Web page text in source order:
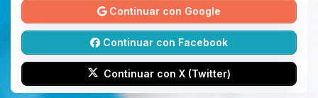
Continuar con Google
Continuar con Facebook
Continuar con X (Twitter)